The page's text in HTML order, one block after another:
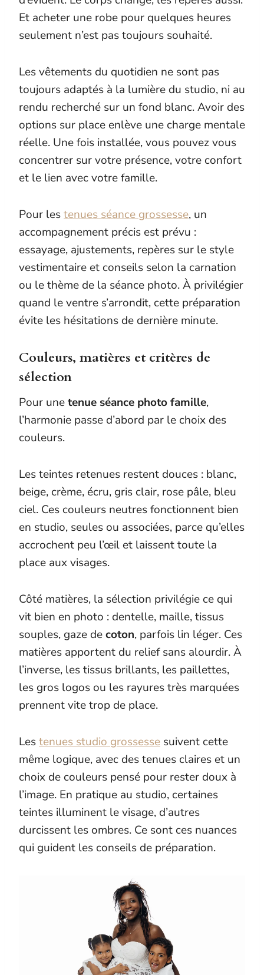
Et acheter une robe pour quelques heures
seulement n’est pas toujours souhaité.
Les vêtements du quotidien ne sont pas
toujours adaptés à la lumière du studio, ni au
rendu recherché sur un fond blanc. Avoir des
options sur place enlève une charge mentale
réelle. Une fois installée, vous pouvez vous
concentrer sur votre présence, votre confort
et le lien avec votre famille.
Pour lestenues séance grossesse, un
accompagnement précis est prévu :
essayage, ajustements, repères sur le style
vestimentaire et conseils selon la carnation
ou le thème de la séance photo. À privilégier
quand le ventre s’arrondit, cette préparation
évite les hésitations de dernière minute.
Couleurs, matières et critères de
sélection
Pour unetenue séance photo famille,
l’harmonie passe d’abord par le choix des
couleurs.
Les teintes retenues restent douces : blanc,
beige, crème, écru, gris clair, rose pâle, bleu
ciel. Ces couleurs neutres fonctionnent bien
en studio, seules ou associées, parce qu’elles
accrochent peu l’œil et laissent toute la
place aux visages.
Côté matières, la sélection privilégie ce qui
vit bien en photo : dentelle, maille, tissus
souples, gaze decoton, parfois lin léger. Ces
matières apportent du relief sans alourdir. À
l’inverse, les tissus brillants, les paillettes,
les gros logos ou les rayures très marquées
prennent vite trop de place.
Lestenues studio grossesse suivent cette
même logique, avec des tenues claires et un
choix de couleurs pensé pour rester doux à
l’image. En pratique au studio, certaines
teintes illuminent le visage, d’autres
durcissent les ombres. Ce sont ces nuances
qui guident les conseils de préparation.